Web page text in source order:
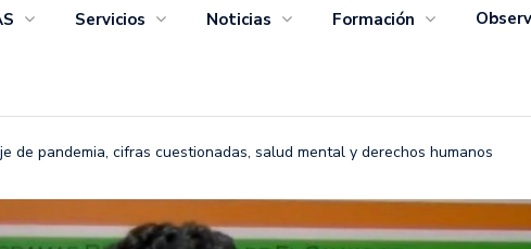
Servicios Noticias Formación
de pandemia, cifras cuestionadas, salud mental y derechos humanos